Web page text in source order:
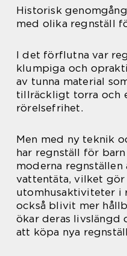
Historisk
med olika regnställ
I det förflutna var
klumpiga och
av tunna material
tillräckligt torra och
rörelsefrihet.
Men med ny teknik
har regnställ för
moderna
vattentäta, vilket
utomhusaktiviteter i
också blivit mer
ökar deras livslängd
att köpa nya